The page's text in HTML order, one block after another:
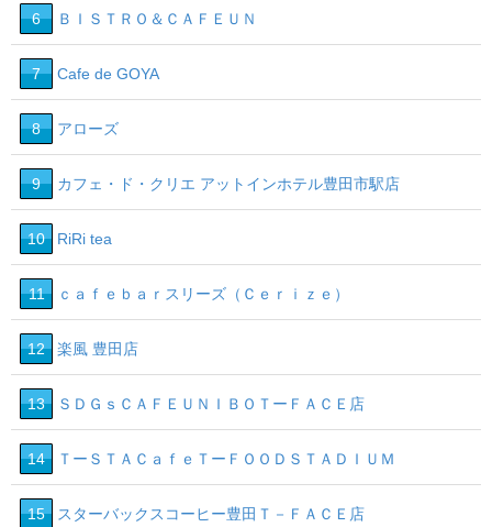
6 ＢＩＳＴＲＯ＆ＣＡＦＥＵＮ
7 Cafe de GOYA
8 アローズ
9 カフェ・ド・クリエ アットインホテル豊田市駅店
10 RiRi tea
11 ｃａｆｅｂａｒスリーズ（Ｃｅｒｉｚｅ）
12 楽風 豊田店
13 ＳＤＧｓＣＡＦＥＵＮＩＢＯＴーＦＡＣＥ店
14 ＴーＳＴＡＣａｆｅＴーＦＯＯＤＳＴＡＤＩＵＭ
15 スターバックスコーヒー豊田Ｔ－ＦＡＣＥ店